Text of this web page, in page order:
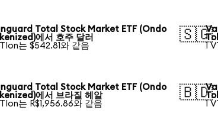
Total Stock Market ETF (Ondo
에서 호주 달러
는 $542.81와 같음
🇸🇬
1
Total Stock Market ETF (Ondo
에서 브라질 헤알
는 R$1,956.86와 같음
🇧🇩
1